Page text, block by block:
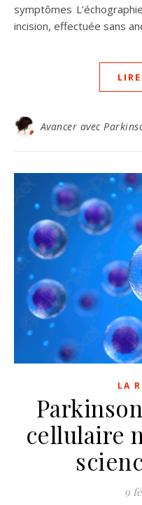
symptômes
incision, effectuée sans
Avancer avec
LA
cellulaire
9